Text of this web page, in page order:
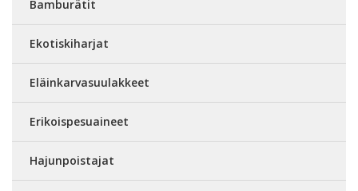
Bamburätit
Ekotiskiharjat
Eläinkarvasuulakkeet
Erikoispesuaineet
Hajunpoistajat